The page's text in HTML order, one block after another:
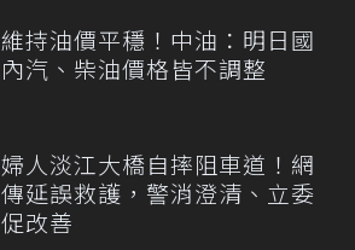
維持油價平穩！中油：明日國
內汽、柴油價格皆不調整
婦人淡江大橋自摔阻車道！網
傳延誤救護，警消澄清、立委
促改善